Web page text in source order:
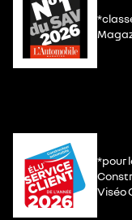
*pour
Viséo